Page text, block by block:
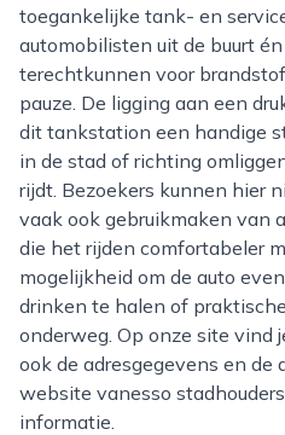
toegankelijke tank- en
automobilisten uit de buurt
terechtkunnen voor
pauze. De ligging aan een
dit tankstation een handige
in de stad of richting
rijdt. Bezoekers kunnen hier
vaak ook gebruikmaken van
die het rijden comfortabeler
mogelijkheid om de auto
drinken te halen of
onderweg. Op onze site vind
ook de adresgegevens en de
website vanesso
informatie.